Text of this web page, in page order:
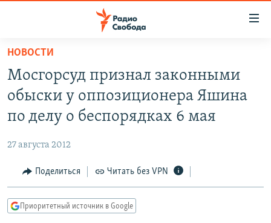
упрощенного
доступа
Вернуться
основному
Вернутся
Вернутся
ПОДКАСТЫ
АВТОРСКИЕ ПРОЕКТЫ
МНЕНИЯ
КУЛЬТУРА
КАВКАЗ.РЕАЛИИ
НОВОСТИ
Мосгорсуд признал законными
обыски у оппозиционера Яшина
по делу о беспорядках 6 мая
27 августа 2012
Поделиться Читать без VPN
Приоритетный источник в Google